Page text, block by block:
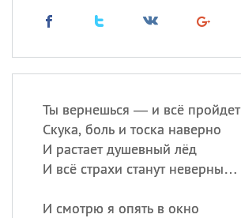
Ты вернешься — и всё пройдет
Скука, боль и тоска наверно
И растает душевный лёд
И всё страхи станут неверны…
И смотрю я опять в окно